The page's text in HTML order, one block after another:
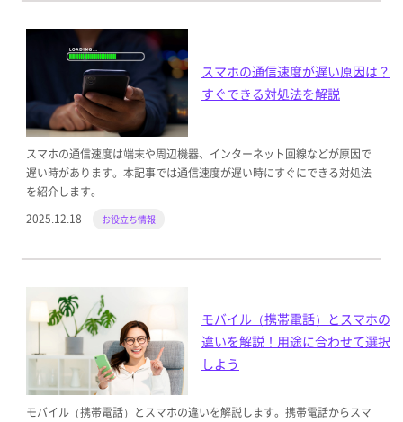
スマホの通信速度が遅い原因は？
すぐできる対処法を解説
スマホの通信速度は端末や周辺機器、インターネット回線などが原因で
遅い時があります。本記事では通信速度が遅い時にすぐにできる対処法
を紹介します。
2025.12.18
お役立ち情報
モバイル（携帯電話）とスマホの
違いを解説！用途に合わせて選択
しよう
モバイル（携帯電話）とスマホの違いを解説します。携帯電話からスマ